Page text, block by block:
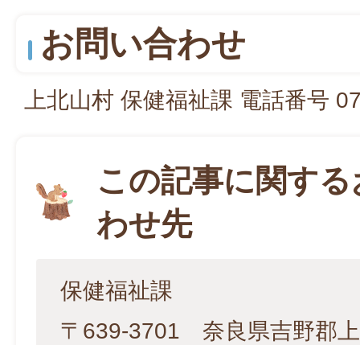
お問い合わせ
上北山村 保健福祉課 電話番号
この記事に関す
わせ先
保健福祉課
〒639-3701 奈良県吉野郡